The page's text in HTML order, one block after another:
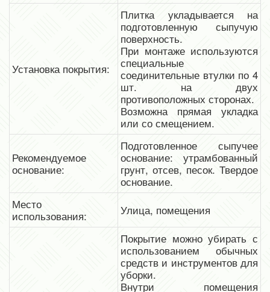
Установка покрытия:
Плитка укладывается на
подготовленную сыпучую
поверхность.
При монтаже используются
специальные
соединительные втулки по 4
шт. на двух
противоположных сторонах.
Возможна прямая укладка
или со смещением.
Рекомендуемое
основание:
Подготовленное сыпучее
основание: утрамбованный
грунт, отсев, песок. Твердое
основание.
Место
использования:
Улица, помещения
Покрытие можно убирать с
использованием обычных
средств и инструментов для
уборки.
Внутри помещения